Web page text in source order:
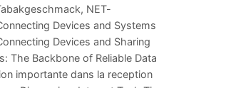
NET-
Leistung imDevices and Systems
Devices and Sharing
The Backbone of Reliable Data
importante dans la reception